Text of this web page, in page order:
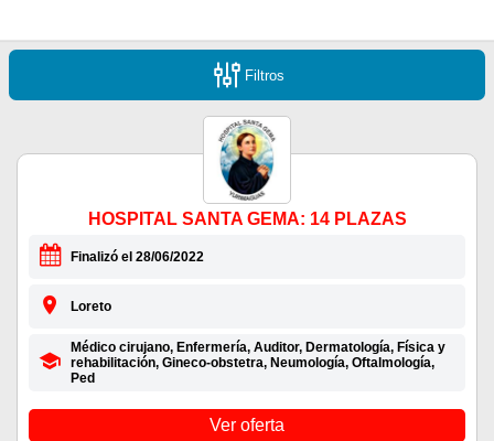
Filtros
HOSPITAL SANTA GEMA: 14 PLAZAS
Finalizó el 28/06/2022
Loreto
Médico cirujano, Enfermería, Auditor, Dermatología, Física y
rehabilitación, Gineco-obstetra, Neumología, Oftalmología,
Ped
Ver oferta